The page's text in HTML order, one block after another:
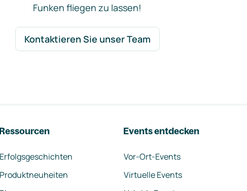
Funken fliegen zu lassen!
Kontaktieren Sie unser Team
Ressourcen
Erfolgsgeschichten
Produktneuheiten
Events entdecken
Vor-Ort-Events
Virtuelle Events